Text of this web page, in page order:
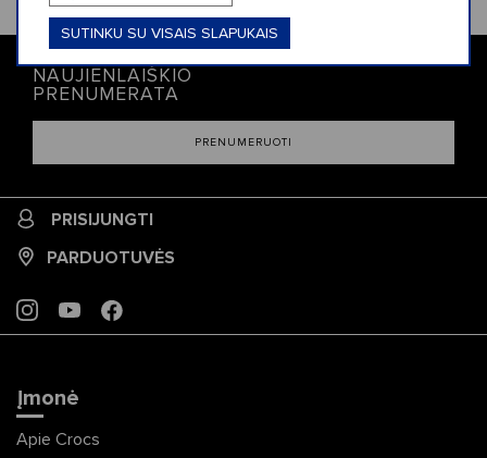
SUTINKU SU VISAIS SLAPUKAIS
NAUJIENLAIŠKIO
PRENUMERATA
PRENUMERUOTI
PRISIJUNGTI
PARDUOTUVĖS
INSTAGRAM
YOUTUBEFACEBOOK
Įmonė
Apie Crocs